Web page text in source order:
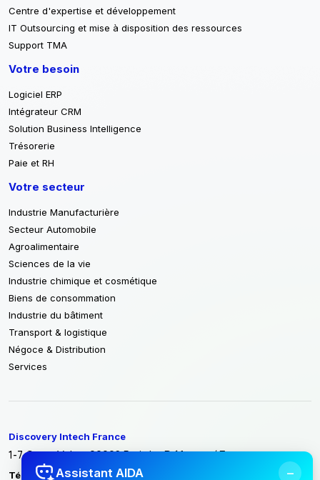
Assistant AIDA −
Centre d'expertise et développement
IT Outsourcing et mise à disposition des ressources
Support TMA
Votre besoin
Logiciel ERP
Intégrateur CRM
Solution Business Intelligence
Trésorerie
Paie et RH
Votre secteur
Industrie Manufacturière
Secteur Automobile
Agroalimentaire
Sciences de la vie
Industrie chimique et cosmétique
Biens de consommation
Industrie du bâtiment
Transport & logistique
Négoce & Distribution
Services
Discovery Intech France
1-7 Cours Valmy 92923 Paris La Défense / France
Tél : +33 1 86 70 86 40